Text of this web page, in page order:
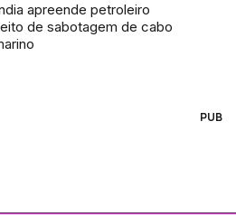
apreende petroleiro
de sabotagem de cabo
PUB